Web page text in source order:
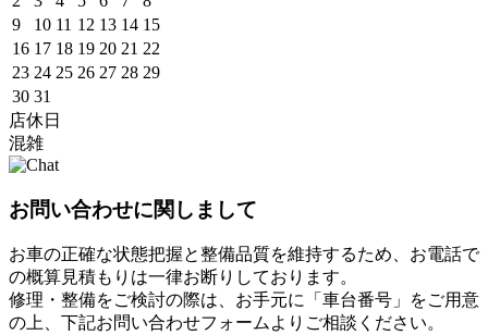
9
10 11 12 13 14 15
16 17 18 19 20 21 22
23 24 25 26 27 28 29
30 31
店休日
混雑
お問い合わせに関しまして
お車の正確な状態把握と整備品質を維持するため、お電話で
の概算見積もりは一律お断りしております。
修理・整備をご検討の際は、お手元に「車台番号」をご用意
の上、下記お問い合わせフォームよりご相談ください。